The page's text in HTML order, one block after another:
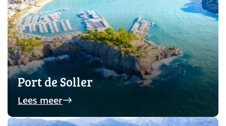
Port de Soller
Lees meer